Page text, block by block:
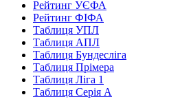
Рейтинг УЄФА
Рейтинг ФІФА
Таблиця УПЛ
Таблиця АПЛ
Таблиця Бундесліга
Таблиця Прімера
Таблиця Ліга 1
Таблиця Серія А